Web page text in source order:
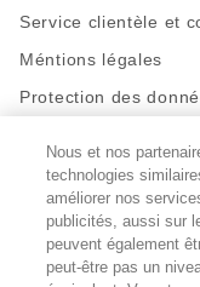
Service clientèle et
Méntions légales
Protection des
Restez en contact!
Facebook
http://
Paramètres des
Nous et nos
technologies
améliorer nos
publicités, aussi sur
peuvent également
peut-être pas un